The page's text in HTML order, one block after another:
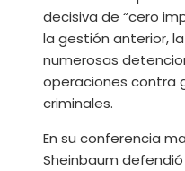
decisiva de “cero
la gestión anterior,
numerosas
operaciones contra
criminales.
En su conferencia
Sheinbaum